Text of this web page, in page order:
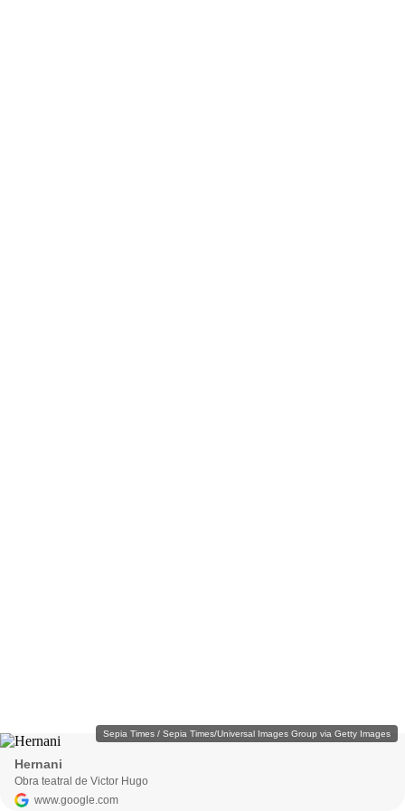
Sepia Times / Sepia Times/Universal Images Group via Getty Images
Hernani
Obra teatral de Victor Hugo
www.google.com